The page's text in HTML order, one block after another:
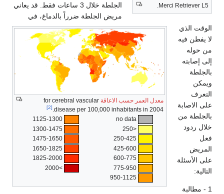
Merci Retriever L5.
معدل العمر حسب الاعاقة for cerebral vascular
disease per 100,000 inhabitants in 2004.
[2]
<250
>2000
الجلطة خلال 3 ساعات فقط. قد يعاني
مريض الجلطة ضرراً بالدماغ، في
الوقت الذي
لا يفطن فيه
من حوله
إلى إصابته
بالجلطة
ويمكن
التعرف
على الاصابة
بالجلطة من
خلال ردود
فعل
المريض
على الأسئلة
التالية:
1 - مطالبة